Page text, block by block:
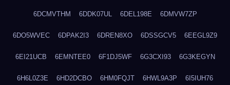
6DCMVTHM 6DDK07UL 6DEL198E 6DMVW7ZP
6DO5WVEC 6DPAK2I3 6DREN8XO 6DSSGCV5 6EEGL9Z9
6EI21UCB 6EMNTEE0 6F1DJ5WF 6G3CXI93 6G3KEGYN
6H6L0Z3E 6HD2DCBO 6HM0FQJT 6HWL9A3P 6I5IUH76